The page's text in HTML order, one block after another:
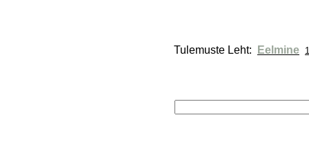
Tulemuste Leht: Eelmine